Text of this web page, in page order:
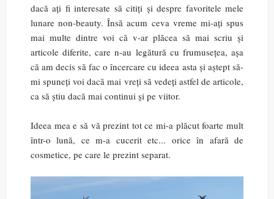
dacă ați fi interesate să citiți și despre favoritele mele
lunare non-beauty. Însă acum ceva vreme mi-ați spus
mai multe dintre voi că v-ar plăcea să mai scriu și
articole diferite, care n-au legătură cu frumusețea, așa
că am decis să fac o încercare cu ideea asta și aștept să-
mi spuneți voi dacă mai vreți să vedeți astfel de articole,
ca să știu dacă mai continui și pe viitor.
Ideea mea e să vă prezint tot ce mi-a plăcut foarte mult
într-o lună, ce m-a cucerit etc... orice în afară de
cosmetice, pe care le prezint separat.